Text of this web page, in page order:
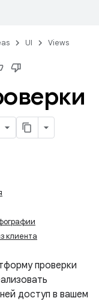
UI Views
клиента
проверки
доступ в вашем